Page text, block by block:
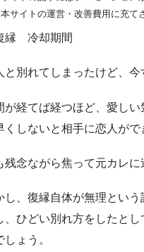
サイトの運営・改善費用に充て
と別れてしまったけど、
が経てば経つほど、愛しい
くしないと相手に恋人が
残念ながら焦って元カレ
し、復縁自体が無理という
、ひどい別れ方をしたと
しょう。